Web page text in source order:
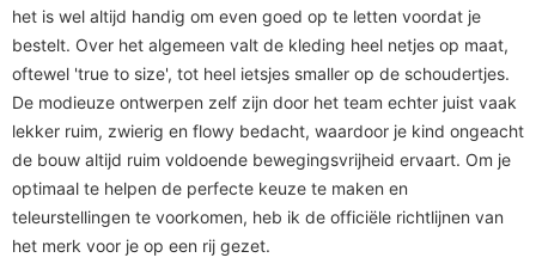
het is wel altijd handig om even goed op te letten voordat je
bestelt. Over het algemeen valt de kleding heel netjes op maat,
oftewel 'true to size', tot heel ietsjes smaller op de schoudertjes.
De modieuze ontwerpen zelf zijn door het team echter juist vaak
lekker ruim, zwierig en flowy bedacht, waardoor je kind ongeacht
de bouw altijd ruim voldoende bewegingsvrijheid ervaart. Om je
optimaal te helpen de perfecte keuze te maken en
teleurstellingen te voorkomen, heb ik de officiële richtlijnen van
het merk voor je op een rij gezet.